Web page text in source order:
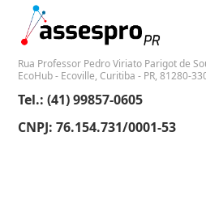
Rua Professor Pedro Viriato Parigot de
EcoHub - Ecoville, Curitiba - PR, 81280-
Tel.: (41) 99857-0605
CNPJ: 76.154.731/0001-53